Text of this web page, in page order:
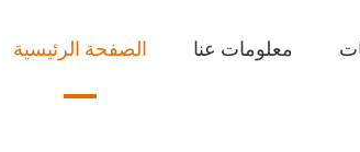
الصفحة الرئيسية معلومات عنا